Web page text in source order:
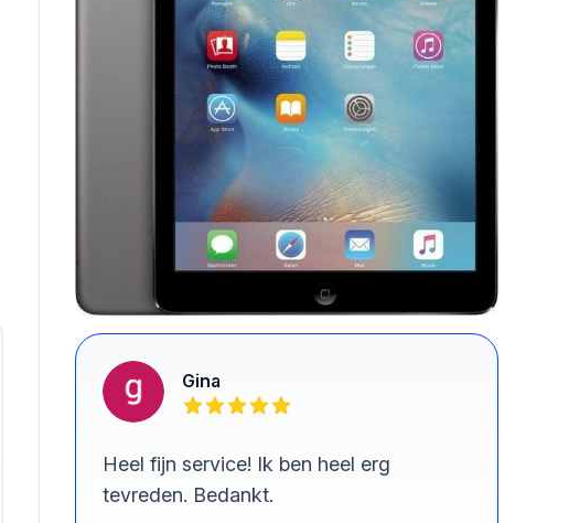
Heel fijn service! Ik ben heel erg
tevreden. Bedankt.
Gina